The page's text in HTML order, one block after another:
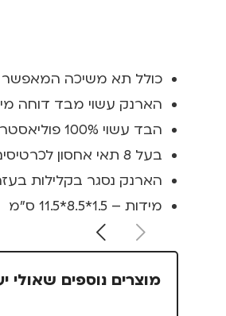
כולל תא משיכה המאפשר
הארנק עשוי מבד דוחה
הבד עשוי 100% פוליאסטר ממוחזר ופוליאוריתן
בעל 8 תאי אחסון לכרטיסים ועוד תאים לשטרות ומטבעות
הארנק נסגר בקלילות
מידות – 1.5*8.5*11.5 ס"מ
מוצרים נוספים שאולי